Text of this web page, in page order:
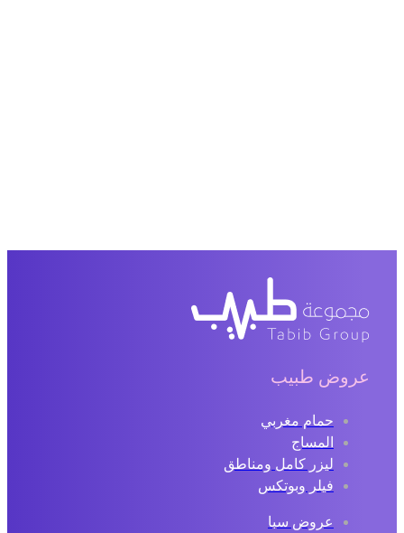
عروض طبيب
حمام مغربي
المساج
ليزر كامل ومناطق
فيلر وبوتكس
عروض سبا